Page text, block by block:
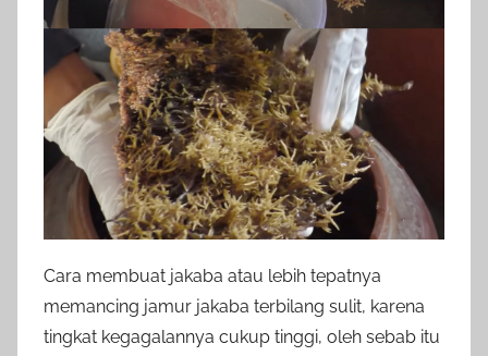
Cara membuat jakaba atau lebih tepatnya
memancing jamur jakaba terbilang sulit, karena
tingkat kegagalannya cukup tinggi, oleh sebab itu